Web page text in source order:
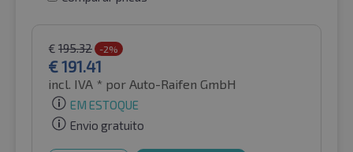
€ 195.32 -2%
€191.41
incl. IVA * por Auto-Raifen GmbH
EM ESTOQUE
Envio gratuito